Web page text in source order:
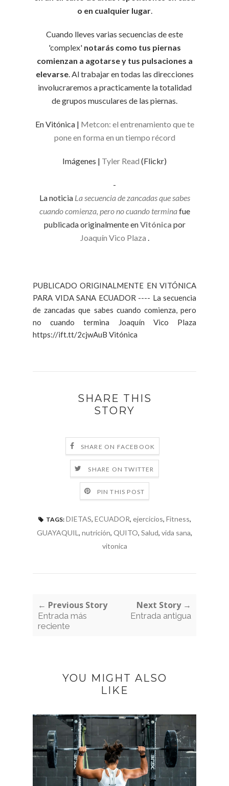
o en cualquier lugar.
Cuando lleves varias secuencias de este
'complex' notarás como tus piernas
comienzan a agotarse y tus pulsaciones a
elevarse. Al trabajar en todas las direcciones
involucraremos a practicamente la totalidad
de grupos musculares de las piernas.
En Vitónica | Metcon: el entrenamiento que te
pone en forma en un tiempo récord
Imágenes | Tyler Read (Flickr)
-
La noticia La secuencia de zancadas que sabes
cuando comienza, pero no cuando terminafue
publicada originalmente enVitónica por
Joaquín Vico Plaza .
PUBLICADO ORIGINALMENTE EN VITÓNICA
PARA VIDA SANA ECUADOR ---- La secuencia
de zancadas que sabes cuando comienza, pero
no cuando termina Joaquín Vico Plaza
https://ift.tt/2cjwAuB Vitónica
SHARE THIS
STORY
SHARE ON FACEBOOK
SHARE ON TWITTER
PIN THIS POST
TAGS: DIETAS, ECUADOR, ejercicios, Fitness,
GUAYAQUIL , nutrición, QUITO, Salud, vida sana,
vitonica
← Previous Story
Entrada más
reciente
Next Story →
Entrada antigua
YOU MIGHT ALSO
LIKE